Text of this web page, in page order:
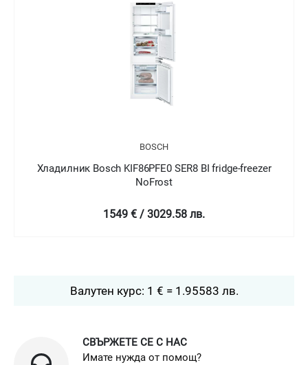
BOSCH
Хладилник Bosch KIN86AFF0 SER6 BI fridge-freezer
NoFrost
2399 € / 4692.04 лв.
Валутен курс: 1 € = 1.95583 лв.
СВЪРЖЕТЕ СЕ С НАС
Имате нужда от помощ?